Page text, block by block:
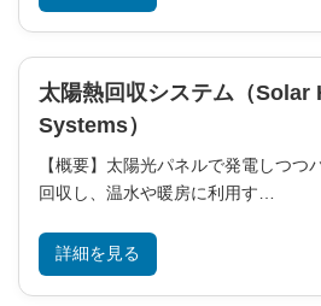
太陽熱回収システム（
Systems）
【概要】太陽光パネルで発電しつつ
回収し、温水や暖房に利用す…
詳細を見る